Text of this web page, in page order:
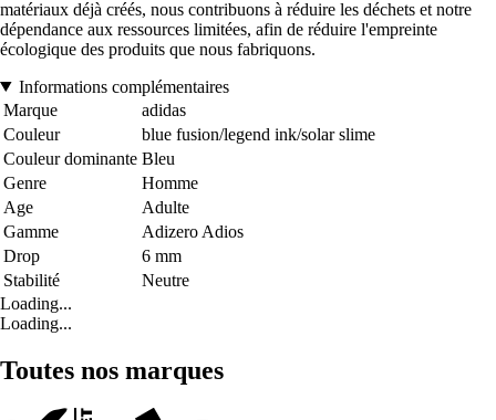
matériaux déjà créés, nous contribuons à réduire les déchets et notre
dépendance aux ressources limitées, afin de réduire l'empreinte
écologique des produits que nous fabriquons.
Informations complémentaires
Marque
adidas
Couleur
blue fusion/legend ink/solar slime
Couleur dominante Bleu
Genre
Homme
Age
Adulte
Gamme
Adizero Adios
Drop
6 mm
Stabilité
Neutre
Loading...
Loading...
Toutes nos marques